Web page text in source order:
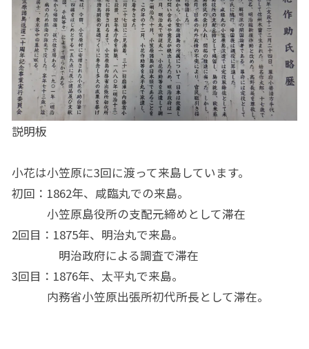
説明板
小花は小笠原に3回に渡って来島しています。
初回：1862年、咸臨丸での来島。
小笠原島役所の支配元締めとして滞在
2回目：1875年、明治丸で来島。
明治政府による調査で滞在
3回目：1876年、太平丸で来島。
内務省小笠原出張所初代所長として滞在。